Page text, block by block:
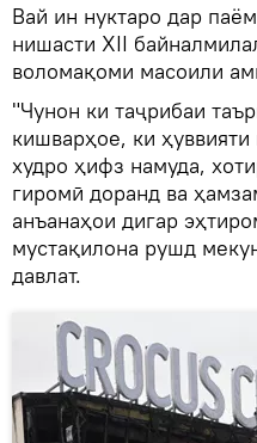
Вай ин нуктаро дар
нишасти XII
воломақоми масоили
"Чунон ки таҷрибаи
кишварҳое, ки
худро ҳифз намуда,
гиромӣ доранд ва
анъанаҳои дигар
мустақилона рушд
давлат.